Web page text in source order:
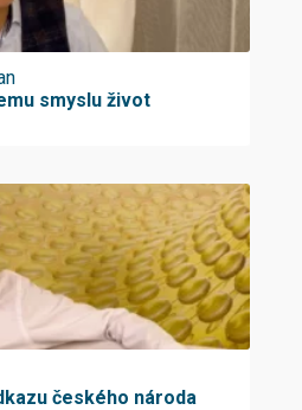
smyslu život
českého národa